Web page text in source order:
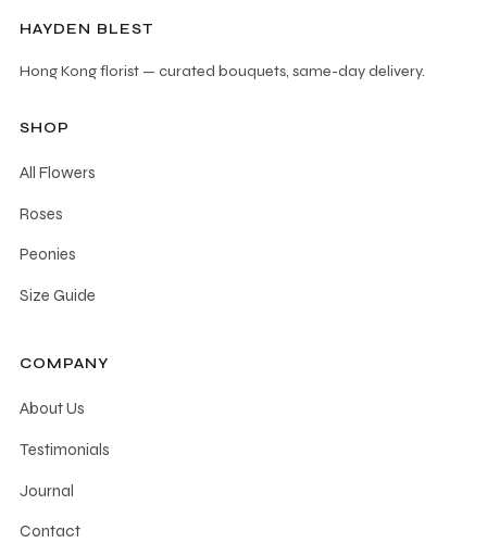
HAYDEN BLEST
Hong Kong florist — curated bouquets, same-day delivery.
SHOP
All Flowers
Roses
Peonies
Size Guide
COMPANY
About Us
Testimonials
Journal
Contact